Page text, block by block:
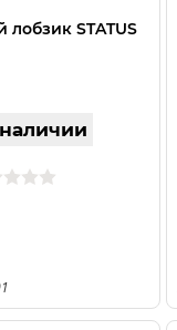
лобзик STATUS